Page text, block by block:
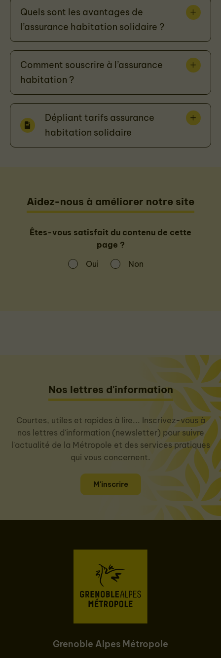
Quels sont les avantages de
l’assurance habitation solidaire ?
Comment souscrire à l’assurance
habitation ?
Dépliant tarifs assurance
habitation solidaire
Aidez-nous à améliorer notre site
Êtes-vous satisfait du contenu de cette
page ?
Oui
Non
Nos lettres d'information
Courtes, utiles et rapides à lire... Inscrivez-vous à
nos lettres d'information (newsletter) pour suivre
l'actualité de la Métropole et des services pratiques
qui vous concernent.
M'inscrire
Grenoble Alpes Métropole